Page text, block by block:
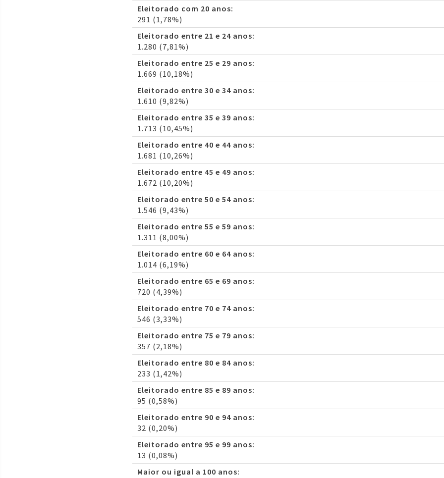
Eleitorado com 20 anos:
291 (1,78%)
Eleitorado entre 21 e 24 anos:
1.280 (7,81%)
Eleitorado entre 25 e 29 anos:
1.669 (10,18%)
Eleitorado entre 30 e 34 anos:
1.610 (9,82%)
Eleitorado entre 35 e 39 anos:
1.713 (10,45%)
Eleitorado entre 40 e 44 anos:
1.681 (10,26%)
Eleitorado entre 45 e 49 anos:
1.672 (10,20%)
Eleitorado entre 50 e 54 anos:
1.546 (9,43%)
Eleitorado entre 55 e 59 anos:
1.311 (8,00%)
Eleitorado entre 60 e 64 anos:
1.014 (6,19%)
Eleitorado entre 65 e 69 anos:
720 (4,39%)
Eleitorado entre 70 e 74 anos:
546 (3,33%)
Eleitorado entre 75 e 79 anos:
357 (2,18%)
Eleitorado entre 80 e 84 anos:
233 (1,42%)
Eleitorado entre 85 e 89 anos:
95 (0,58%)
Eleitorado entre 90 e 94 anos:
32 (0,20%)
Eleitorado entre 95 e 99 anos:
13 (0,08%)
Maior ou igual a 100 anos: